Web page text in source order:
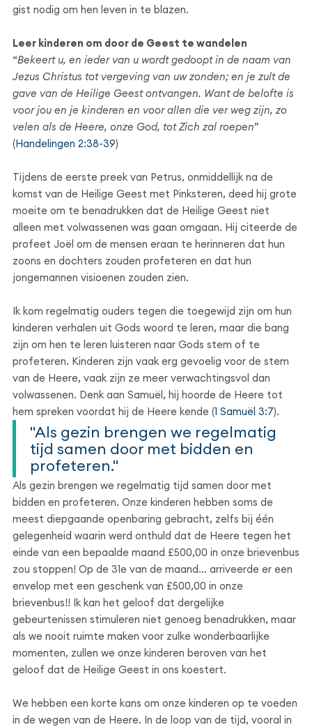
gist nodig om hen leven in te blazen.
Leer kinderen om door de Geest te wandelen
“Bekeert u, en ieder van u wordt gedoopt in de naam van
Jezus Christus tot vergeving van uw zonden; en je zult de
gave van de Heilige Geest ontvangen. Want de belofte is
voor jou en je kinderen en voor allen die ver weg zijn, zo
velen als de Heere, onze God, tot Zich zal roepen”
(Handelingen 2:38-39)
Tijdens de eerste preek van Petrus, onmiddellijk na de
komst van de Heilige Geest met Pinksteren, deed hij grote
moeite om te benadrukken dat de Heilige Geest niet
alleen met volwassenen was gaan omgaan. Hij citeerde de
profeet Joël om de mensen eraan te herinneren dat hun
zoons en dochters zouden profeteren en dat hun
jongemannen visioenen zouden zien.
Ik kom regelmatig ouders tegen die toegewijd zijn om hun
kinderen verhalen uit Gods woord te leren, maar die bang
zijn om hen te leren luisteren naar Gods stem of te
profeteren. Kinderen zijn vaak erg gevoelig voor de stem
van de Heere, vaak zijn ze meer verwachtingsvol dan
volwassenen. Denk aan Samuël, hij hoorde de Heere tot
hem spreken voordat hij de Heere kende (1 Samuël 3:7).
"Als gezin brengen we regelmatig
tijd samen door met bidden en
profeteren."
Als gezin brengen we regelmatig tijd samen door met
bidden en profeteren. Onze kinderen hebben soms de
meest diepgaande openbaring gebracht, zelfs bij één
gelegenheid waarin werd onthuld dat de Heere tegen het
einde van een bepaalde maand £500,00 in onze brievenbus
zou stoppen! Op de 31e van de maand… arriveerde er een
envelop met een geschenk van £500,00 in onze
brievenbus!! Ik kan het geloof dat dergelijke
gebeurtenissen stimuleren niet genoeg benadrukken, maar
als we nooit ruimte maken voor zulke wonderbaarlijke
momenten, zullen we onze kinderen beroven van het
geloof dat de Heilige Geest in ons koestert.
We hebben een korte kans om onze kinderen op te voeden
in de wegen van de Heere. In de loop van de tijd, vooral in